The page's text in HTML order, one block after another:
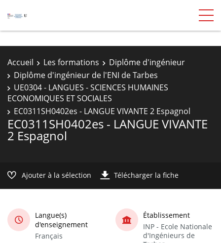
Accueil Les formations
Diplôme d'ingénieur
Diplôme d'ingénieur de l'ENI de Tarbes
UE0304 - LANGUES - SCIENCES HUMAINES
ECONOMIQUES ET SOCIALES
EC0311SH0402es - LANGUE VIVANTE 2 Espagnol
EC0311SH0402es - LANGUE VIVANTE
2 Espagnol
Ajouter à la sélection Télécharger la fiche
Langue(s)
d'enseignement
Français
Établissement
INP - Ecole Nationale
d'Ingénieurs de